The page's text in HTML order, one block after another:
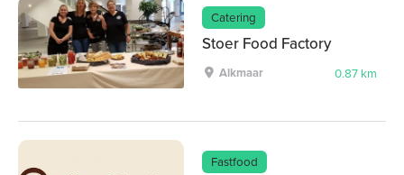
Catering
Stoer Food Factory
Alkmaar 0.87 km
Fastfood